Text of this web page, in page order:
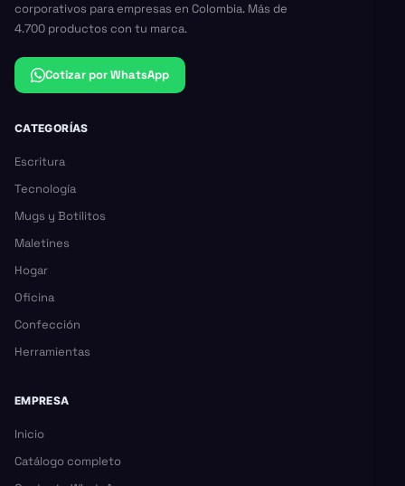
corporativos para empresas en Colombia. Más de
4.700 productos con tu marca.
Cotizar por WhatsApp
CATEGORÍAS
Escritura
Tecnología
Mugs y Botilitos
Maletines
Hogar
Oficina
Confección
Herramientas
EMPRESA
Inicio
Catálogo completo